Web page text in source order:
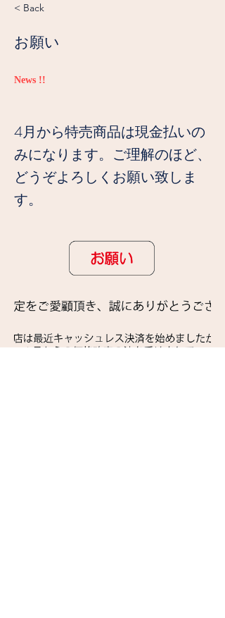
< Back
お願い
News !!
4月から特売商品は現金払いの
みになります。ご理解のほど、
どうぞよろしくお願い致しま
す。